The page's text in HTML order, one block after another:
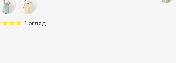
1 огляд